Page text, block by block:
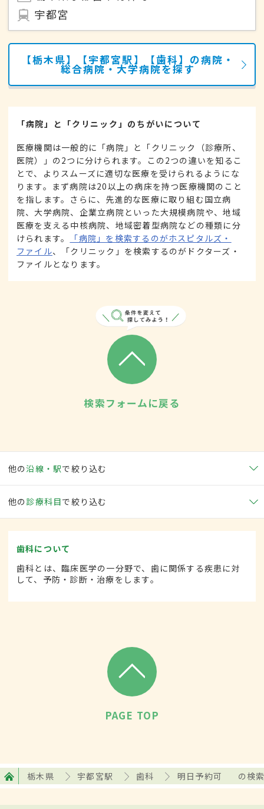
宇都宮
【栃木県】【宇都宮駅】【歯科】の病院・
総合病院・大学病院を探す
「病院」と「クリニック」のちがいについて
医療機関は一般的に「病院」と「クリニック（診療所、
医院）」の2つに分けられます。この2つの違いを知るこ
とで、よりスムーズに適切な医療を受けられるようにな
ります。まず病院は20以上の病床を持つ医療機関のこと
を指します。さらに、先進的な医療に取り組む国立病
院、大学病院、企業立病院といった大規模病院や、地域
医療を支える中核病院、地域密着型病院などの種類に分
けられます。
「病院」を検索するのがホスピタルズ・
ファイル、「クリニック」を検索するのがドクターズ・
ファイルとなります。
検索フォームに戻る
他の沿線・駅で絞り込む
他の 診療科目で絞り込む
歯科について
歯科とは、臨床医学の一分野で、歯に関係する疾患に対
して、予防・診断・治療をします。
PAGE TOP
栃木県 宇都宮駅 歯科 明日予約可 の検